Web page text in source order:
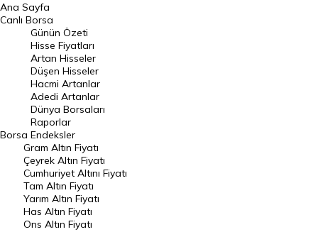
BIST 100 Hisseleri
En Çok Artan Hisseler
En Çok Düşen Hisseler
Hacmi Artanlar
Geçmiş Kapanışlar
Dünya Borsaları
Raporlar
Endeksler
DÖVİZ
Döviz Kuru
Ana Sayfa
Canlı Borsa
Borsa
Günün Özeti
Hisse Fiyatları
Artan Hisseler
Düşen Hisseler
Hacmi Artanlar
Adedi Artanlar
Dünya Borsaları
Raporlar
Endeksler
Gram Altın Fiyatı
Çeyrek Altın Fiyatı
Cumhuriyet Altını Fiyatı
Tam Altın Fiyatı
Yarım Altın Fiyatı
Has Altın Fiyatı
Ons Altın Fiyatı